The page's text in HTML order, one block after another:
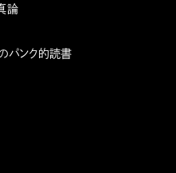
論
パンク的読書